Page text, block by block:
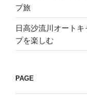
プ旅
日高沙流川オート
プを楽しむ
PAGE